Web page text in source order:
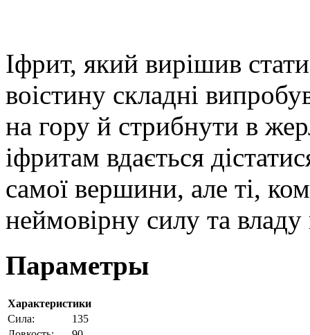
Іфрит, який вирішив
воістину складні
на гору й стрибнути в
іфритам вдається
самої вершини, але ті,
неймовірну силу та
Параметры
Характеристики
Cила:
135